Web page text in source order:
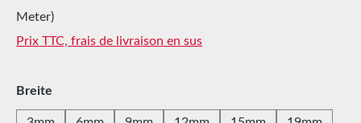
Meter)
Prix TTC, frais de livraison en sus
Sélectionnez
Breite